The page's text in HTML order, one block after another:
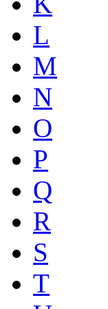
L
M
N
O
P
Q
R
S
T